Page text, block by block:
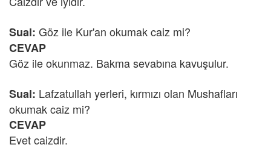
Sual: Göz ile Kur'an okumak caiz mi?
CEVAP
Göz ile okunmaz. Bakma sevabına kavuşulur.
Sual: Lafzatullah yerleri, kırmızı olan Mushafları
okumak caiz mi?
CEVAP
Evet caizdir.